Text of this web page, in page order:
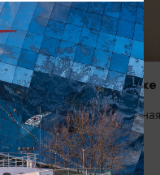
2
ЭКСТРИМ